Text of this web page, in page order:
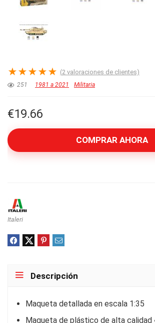
★★★★★ (2 valoraciones de clientes)
251 1981 a 2021 Militaria
€19.66
COMPRAR AHORA
Italeri
Descripción
Maqueta detallada en escala 1:35
Maqueta de plástico de alta calidad